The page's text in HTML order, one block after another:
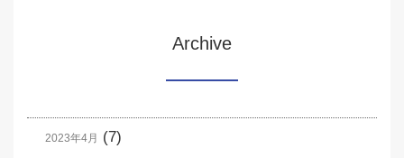
Archive
2023年4月 (7)